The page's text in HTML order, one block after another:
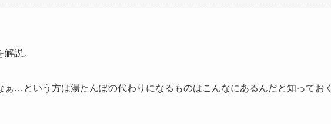
説。
…という方は湯たんぽの代わりになるものはこんなにあるんだと知っておく